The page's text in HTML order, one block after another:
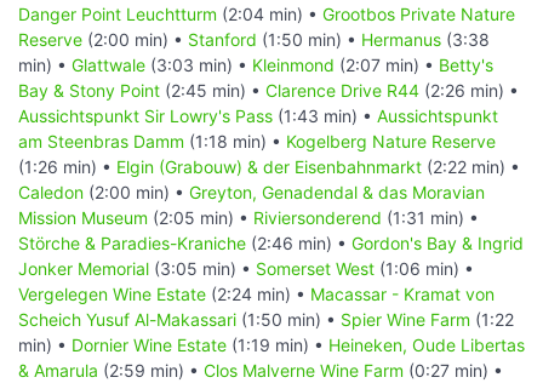
Danger Point Leuchtturm (2:04 min) • Grootbos Private Nature
Reserve (2:00 min) • Stanford (1:50 min) • Hermanus (3:38
min) • Glattwale (3:03 min) • Kleinmond (2:07 min) • Betty's
Bay & Stony Point (2:45 min) • Clarence Drive R44 (2:26 min) •
Aussichtspunkt Sir Lowry's Pass (1:43 min) • Aussichtspunkt
am Steenbras Damm (1:18 min) • Kogelberg Nature Reserve
(1:26 min) • Elgin (Grabouw) & der Eisenbahnmarkt (2:22 min) •
Caledon (2:00 min) • Greyton, Genadendal & das Moravian
Mission Museum (2:05 min) • Riviersonderend (1:31 min) •
Störche & Paradies-Kraniche (2:46 min) • Gordon's Bay & Ingrid
Jonker Memorial (3:05 min) • Somerset West (1:06 min) •
Vergelegen Wine Estate (2:24 min) • Macassar - Kramat von
Scheich Yusuf Al-Makassari (1:50 min) • Spier Wine Farm (1:22
min) • Dornier Wine Estate (1:19 min) • Heineken, Oude Libertas
& Amarula (2:59 min) • Clos Malverne Wine Farm (0:27 min) •